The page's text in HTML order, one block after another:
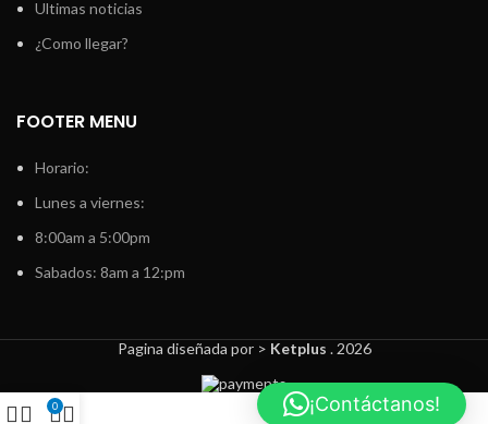
Ultimas noticias
¿Como llegar?
FOOTER MENU
Horario:
Lunes a viernes:
8:00am a 5:00pm
Sabados: 8am a 12:pm
Pagina diseñada por > Ketplus . 2026
0 ¡Contáctanos!